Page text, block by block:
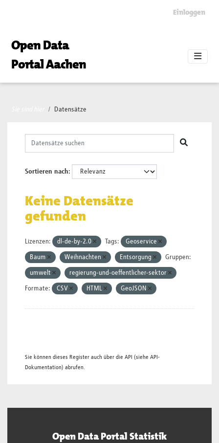
Einloggen
Open Data
Portal Aachen
Datensätze
Sortieren nach
Keine Datensätze
gefunden
Lizenzen: dl-de-by-2.0 Tags: Geoservice
Baum Weihnachten Entsorgung Gruppen:
umwelt regierung-und-oeffentlicher-sektor
Formate: CSV HTML GeoJSON
Sie können dieses Register auch über die API (siehe API-
Dokumentation) abrufen.
Open Data Portal Statistik